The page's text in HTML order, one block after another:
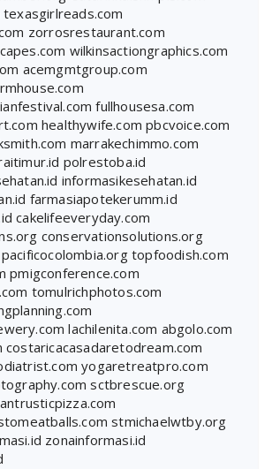
texasgirlreads.com
zorrosrestaurant.com
wilkinsactiongraphics.com
acemgmtgroup.com
fullhousesa.com
healthywife.com pbcvoice.com
marrakechimmo.com
polrestoba.id
informasikesehatan.id
farmasiapotekerumm.id
cakelifeeveryday.com
conservationsolutions.org
pacificocolombia.org topfoodish.com
pmigconference.com
tomulrichphotos.com
lachilenita.com abgolo.com
costaricacasadaretodream.com
yogaretreatpro.com
sctbrescue.org
stmichaelwtby.org
zonainformasi.id